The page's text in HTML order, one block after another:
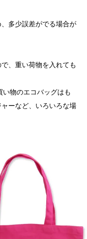
多少誤差がでる場合が
、重い荷物を入れても
物のエコバッグはも
ーなど、いろいろな場